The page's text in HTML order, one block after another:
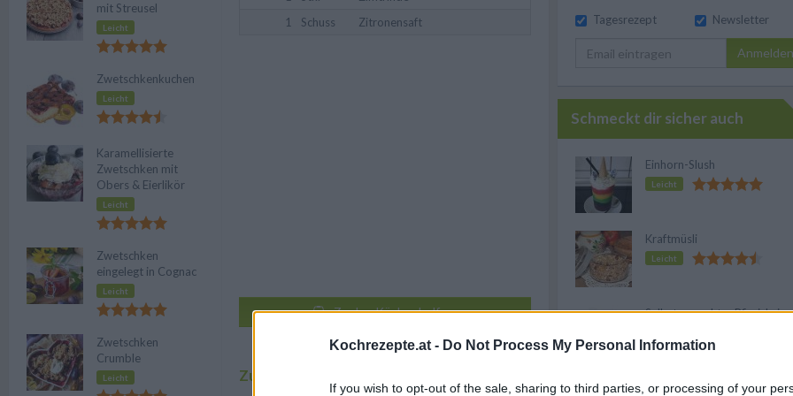
Kochrezepte.at - Do Not Process My Personal Information
If you wish to opt-out of the sale, sharing to third parties, or processing of your
1
Schuss Zitronensaft
Zu den Küchenhelfern
Auf meine Einkaufsliste
Zubereitung
mit Streusel
Leicht
Zwetschkenkuchen
Leicht
Karamellisierte
Zwetschken mit
Obers & Eierlikör
Leicht
Zwetschken
eingelegt in Cognac
Leicht
Zwetschken
Crumble
Leicht
Tagesrezept
Newsletter
Anmelden
Schmeckt dir sicher auch
Einhorn-Slush
Leicht
Kraftmüsli
Leicht
Selbstgemachter
Chia Pudding mit Früchten